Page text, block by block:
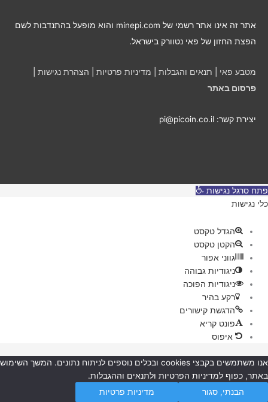
י
ם
אתר זה אינו אתר רשמי של minepi.com והוא מופעל בהתנדבות לשם
הפצת החזון של פאי נטוורק בישראל.
מטבע פאי תנאים והגבלות מדיניות פרטיות הצהרת נגישות
פרסום באתר
יצירת קשר: pi@picoin.co.il
פתח סרגל נגישות
כלי נגישות
הגדל טקסט
הקטן טקסט
גווני אפור
ניגודיות גבוהה
ניגודיות הפוכה
רקע בהיר
הדגשת קישורים
פונט קריא
איפוס
אנו משתמשים בקבצי cookies ובכלים נוספים לניתוח נתונים. המשך השימוש
באתר, כפוף למדיניות הפרטיות ולתנאים וההגבלות.
הבנתי, סגור
מדיניות פרטיות